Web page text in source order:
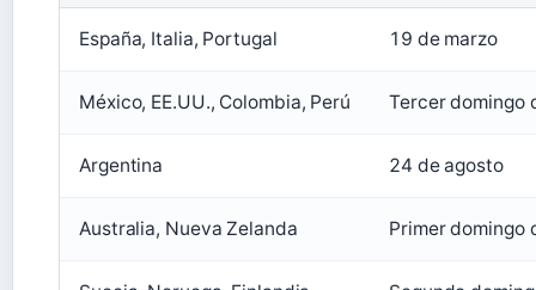
España, Italia, Portugal 19 de marzo
México, EE.UU., Colombia, Perú Tercer domingo
Argentina 24 de agosto
Australia, Nueva Zelanda Primer domingo